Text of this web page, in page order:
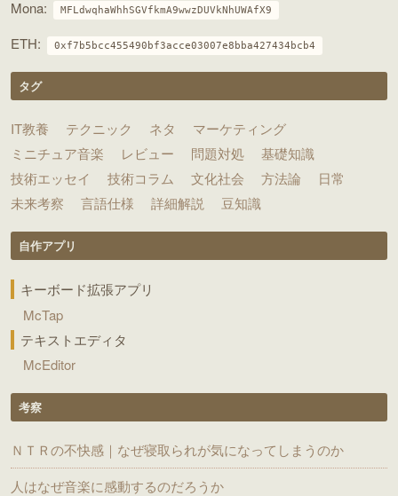
Mona: MFLdwqhaWhhSGVfkmA9wwzDUVkNhUWAfX9
ETH: 0xf7b5bcc455490bf3acce03007e8bba427434bcb4
タグ
IT教養 テクニック ネタ
マーケティング
ミニチュア音楽
レビュー 問題対処
基礎知識
技術エッセイ
技術コラム 文化社会 方法論
日常
未来考察
言語仕様 詳細解説 豆知識
自作アプリ
キーボード拡張アプリ
McTap
テキストエディタ
McEditor
考察
ＮＴＲの不快感｜なぜ寝取られが気になってしまうのか
人はなぜ音楽に感動するのだろうか